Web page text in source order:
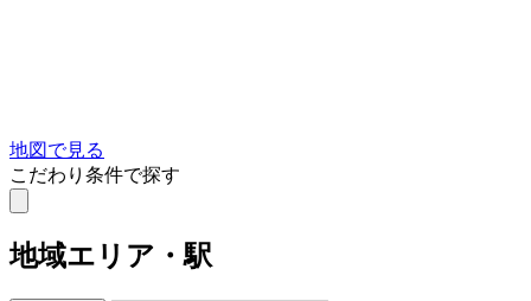
地図で見る
こだわり条件で探す
地域エリア・駅